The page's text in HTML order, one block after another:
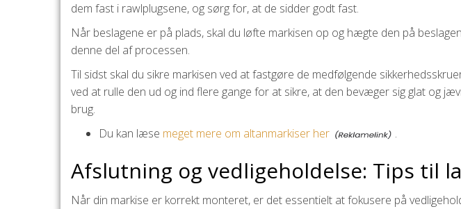
dem fast i rawlplugsene, og sørg for, at de sidder godt fast.
Når beslagene er på plads, skal du løfte markisen op og hægte den på
denne del af processen.
Til sidst skal du sikre markisen ved at fastgøre de medfølgende
ved at rulle den ud og ind flere gange for at sikre, at den bevæger sig glat og
brug.
Du kan læse meget mere om altanmarkiser her .
Afslutning og vedligeholdelse: Tips til
Når din markise er korrekt monteret, er det essentielt at fokusere på